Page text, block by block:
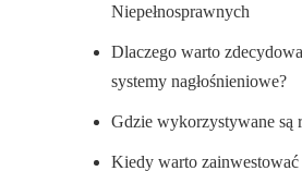
Niepełnosprawnych
Dlaczego warto
systemy nagłośnieniowe?
Gdzie wykorzystywane są
Kiedy warto